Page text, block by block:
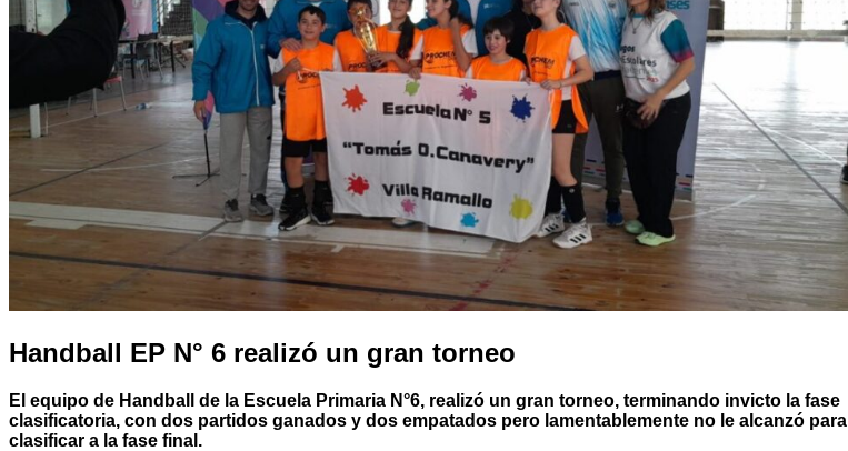
Handball EP N° 6 realizó un gran torneo
El equipo de Handball de la Escuela Primaria N°6, realizó un gran torneo, terminando invicto la fase
clasificatoria, con dos partidos ganados y dos empatados pero lamentablemente no le alcanzó para
clasificar a la fase final.